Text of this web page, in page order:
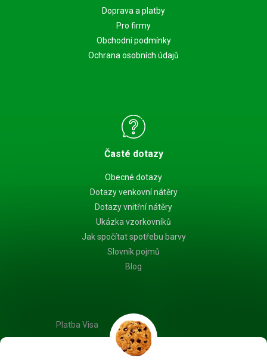
Doprava a platby
Pro firmy
Obchodní podmínky
Ochrana osobních údajů
Časté dotazy
Obecné dotazy
Dotazy venkovní nátěry
Dotazy vnitřní nátěry
Ukázka vzorkovníků
Jak spočítat spotřebu barvy
Slovník pojmů
Blog
Platba Visa